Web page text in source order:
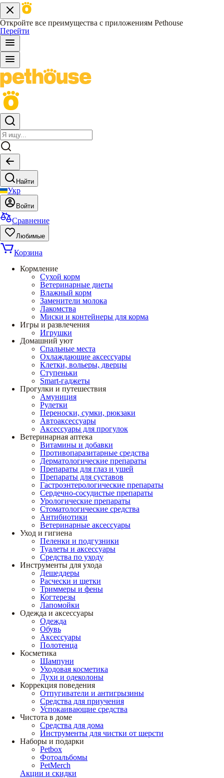
Откройте все преимущества с приложениям Pethouse
Перейти
Найти
Укр
Войти
Сравнение
Любимые
Корзина
Кормление
Сухой корм
Ветеринарные диеты
Влажный корм
Заменители молока
Лакомства
Миски и контейнеры для корма
Игры и развлечения
Игрушки
Домашний уют
Спальные места
Охлаждающие аксессуары
Клетки, вольеры, дверцы
Ступеньки
Smart-гаджеты
Прогулки и путешествия
Амуниция
Рулетки
Переноски, сумки, рюкзаки
Автоаксессуары
Аксессуары для прогулок
Ветеринарная аптека
Витамины и добавки
Противопаразитарные средства
Дерматологические препараты
Препараты для глаз и ушей
Препараты для суставов
Гастроэнтерологические препараты
Сердечно-сосудистые препараты
Урологические препараты
Стоматологические средства
Антибиотики
Ветеринарные аксессуары
Уход и гигиена
Пеленки и подгузники
Туалеты и аксессуары
Средства по уходу
Инструменты для ухода
Дешеддеры
Расчески и щетки
Триммеры и фены
Когтерезы
Лапомойки
Одежда и аксессуары
Одежда
Обувь
Аксессуары
Полотенца
Косметика
Шампуни
Уходовая косметика
Духи и одеколоны
Коррекция поведения
Отпугиватели и антигрызины
Средства для приучения
Успокаивающие средства
Чистота в доме
Средства для дома
Инструменты для чистки от шерсти
Наборы и подарки
Petbox
Фотоальбомы
PetMerch
Акции и скидки